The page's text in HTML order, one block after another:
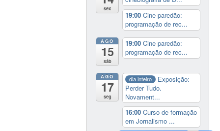
sex
19:00Cine paredão:
programação de rec...
AGO
15
sáb
19:00Cine paredão:
programação de rec...
AGO
17
seg
dia inteiro
Exposição:
Perder Tudo.
Novament...
16:00Curso de formação
em Jornalismo ...